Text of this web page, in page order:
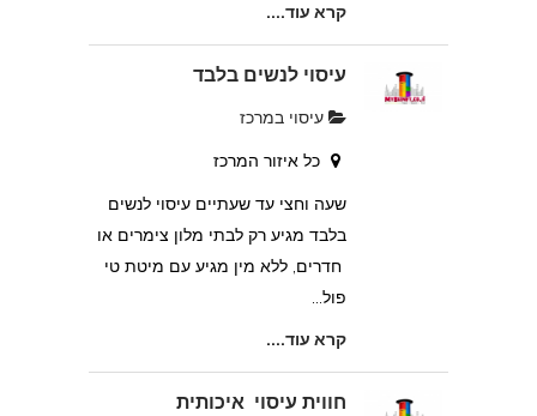
קרא עוד....
עיסוי לנשים בלבד
עיסוי במרכז
כל איזור המרכז
שעה וחצי עד שעתיים עיסוי לנשים
בלבד מגיע רק לבתי מלון צימרים או
חדרים, ללא מין מגיע עם מיטת טי
פול...
קרא עוד....
חווית עיסוי איכותית